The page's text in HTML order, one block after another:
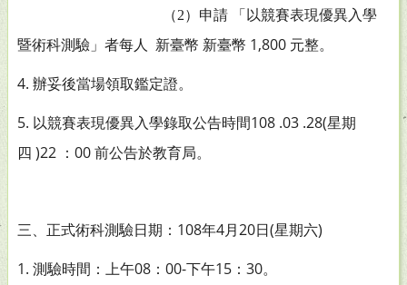
（2）申請 「以競賽表現優異入學
暨術科測驗」 者每人 新臺幣 新臺幣 1,800 元整。
4. 辦妥後當場領取鑑定證。
5. 以競賽表現優異入學錄取公告時間108 .03 .28(星期
四 )22 ： 00 前公告於教育局。
三、正式術科測驗日期： 108年4月 20日 (星期六)
1. 測驗時間：上午08 ： 00-下午15 ： 30。